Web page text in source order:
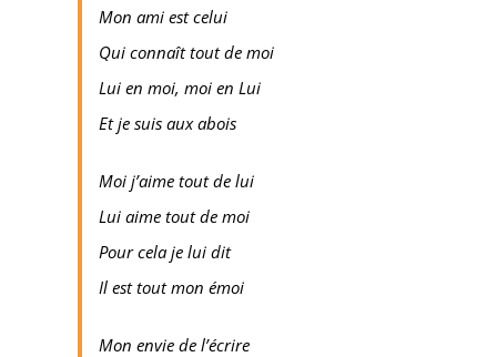
Mon ami est celui
Qui connaît tout de moi
Lui en moi, moi en Lui
Et je suis aux abois
Moi j’aime tout de lui
Lui aime tout de moi
Pour cela je lui dit
Il est tout mon émoi
Mon envie de l’écrire